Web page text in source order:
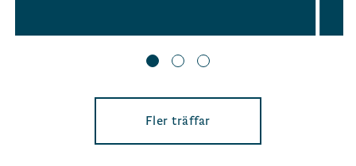
Fler träffar